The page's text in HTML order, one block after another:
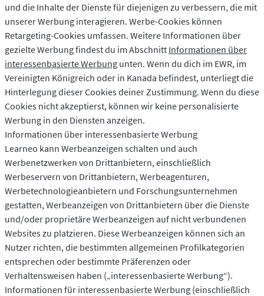
und die Inhalte der Dienste für diejenigen zu verbessern, die mit
unserer Werbung interagieren. Werbe-Cookies können
Retargeting-Cookies umfassen. Weitere Informationen über
gezielte Werbung findest du im Abschnitt Informationen über
interessenbasierte Werbung unten. Wenn du dich im EWR, im
Vereinigten Königreich oder in Kanada befindest, unterliegt die
Hinterlegung dieser Cookies deiner Zustimmung. Wenn du diese
Cookies nicht akzeptierst, können wir keine personalisierte
Werbung in den Diensten anzeigen.
Informationen über interessenbasierte Werbung
Learneo kann Werbeanzeigen schalten und auch
Werbenetzwerken von Drittanbietern, einschließlich
Werbeservern von Drittanbietern, Werbeagenturen,
Werbetechnologieanbietern und Forschungsunternehmen
gestatten, Werbeanzeigen von Drittanbietern über die Dienste
und/oder proprietäre Werbeanzeigen auf nicht verbundenen
Websites zu platzieren. Diese Werbeanzeigen können sich an
Nutzer richten, die bestimmten allgemeinen Profilkategorien
entsprechen oder bestimmte Präferenzen oder
Verhaltensweisen haben („interessenbasierte Werbung“).
Informationen für interessenbasierte Werbung (einschließlich